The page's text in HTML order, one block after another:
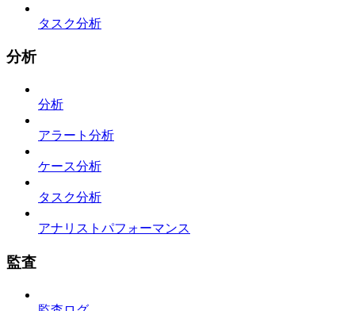
タスク分析
分析
分析
アラート分析
ケース分析
タスク分析
アナリストパフォーマンス
監査